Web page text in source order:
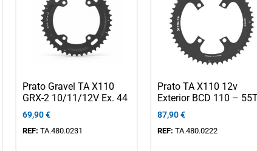
Prato Gravel TA X110
GRX-2 10/11/12V Ex. 44
69,90€
REF:TA.480.0231
Prato TA X110 12v
Exterior BCD 110 –
87,90€
REF: TA.480.0222